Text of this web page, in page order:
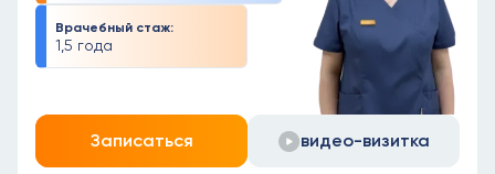
Врачебный стаж:
1,5 года
Записаться видео-визитка